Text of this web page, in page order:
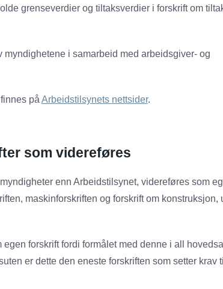
grenseverdier og tiltaksverdier i forskrift om
i samarbeid med arbeidsgiver- og
på Arbeidstilsynets nettsider.
som videreføres
enn Arbeidstilsynet, videreføres som
maskinforskriften og forskrift om konstruksjon,
forskrift fordi formålet med denne i all
er dette den eneste forskriften som setter krav til